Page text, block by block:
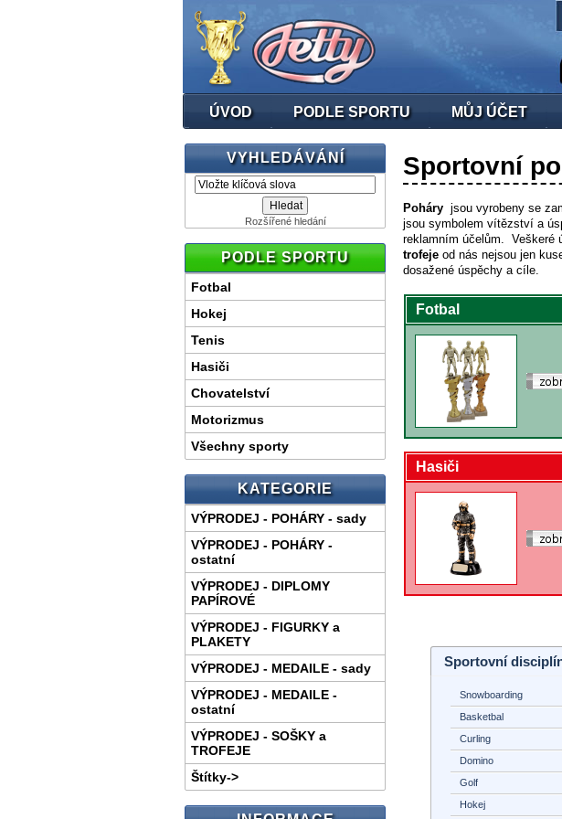
ÚVOD PODLE SPORTU MŮJ ÚČET
VYHLEDÁVÁNÍ
Rozšířené hledání
PODLE SPORTU
Fotbal
Hokej
Tenis
Hasiči
Chovatelství
Motorizmus
Všechny sporty
KATEGORIE
VÝPRODEJ - POHÁRY - sady
VÝPRODEJ - POHÁRY -
ostatní
VÝPRODEJ - DIPLOMY
PAPÍROVÉ
VÝPRODEJ - FIGURKY a
PLAKETY
VÝPRODEJ - MEDAILE - sady
VÝPRODEJ - MEDAILE -
ostatní
VÝPRODEJ - SOŠKY a
TROFEJE
Štítky->
Sportovní
Poháryjsou vyrobeny se
jsou symbolem vítězství a
reklamním účelům. Veškeré
trofejeod nás nejsou jen
dosažené úspěchy a cíle.
Fotbal
Hasiči
Sportovní
Snowboarding
Basketbal
Curling
Domino
Golf
Hokej